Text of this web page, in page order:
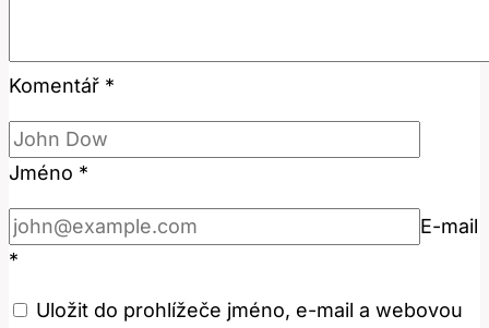
Komentář *
Jméno *
E-mail
*
Uložit do prohlížeče jméno, e-mail a webovou